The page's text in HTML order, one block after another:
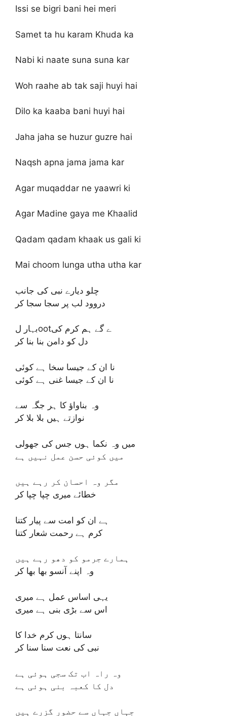
Issi se bigri bani hei meri
Samet ta hu karam Khuda ka
Nabi ki naate suna suna kar
Woh raahe ab tak saji huyi hai
Dilo ka kaaba bani huyi hai
Jaha jaha se huzur guzre hai
Naqsh apna jama jama kar
Agar muqaddar ne yaawri ki
Agar Madine gaya me Khaalid
Qadam qadam khaak us gali ki
Mai choom lunga utha utha kar
چلو دیارے نبی کی جانب
دروود لب پر سجا سجا کر
بہار لootے گے ہم کرم کی
دل کو دامن بنا بنا کر
نا ان کے جیسا سخا ہے کوئی
نا ان کے جیسا غنی ہے کوئی
وہ بناواؤ کا ہر جگہ سے
نوازتے ہیں بلا بلا کر
میں وہ نکما ہوں جس کی جھولی
میں کوئی حسن عمل نہیں ہے
مگر وہ احسان کر رہے ہیں
خطائے میری چپا چپا کر
ہے ان کو امت سے پیار کتنا
کرم ہے رحمت شعار کتنا
ہمارے جرمو کو دھو رہے ہیں
وہ اپنے آنسو بھا بھا کر
یہی اساس عمل ہے میری
اس سے بڑی بنی ہے میری
سانتا ہوں کرم خدا کا
نبی کی نعت سنا سنا کر
وہ راہ اب تک سجی ہوئی ہے
دل کا کعبہ بنی ہوئی ہے
جہاں جہاں سے حضور گزرے ہیں